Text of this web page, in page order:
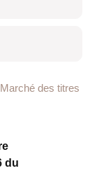
Marché des titres
du